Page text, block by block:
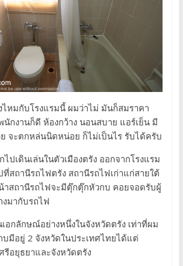
ไหมกับโรงแรมนี้ ผมว่าไม่ มันก็สมราคา
นักงานก็ดี ห้องกว้าง นอนสบาย แอร์เย็น มี
ย จะตกหล่นนิดหน่อย ก็ไม่เป็นไร รับได้ครับ
ไปเดินเล่นในตัวเมืองตรัง ออกจากโรงแรม
ที่สถานีรถไฟตรัง สถานีรถไฟเก่าแก่สายใต้
าสถานีรถไฟจะมีตุ๊กตุ๊กหัวกบ คอยจอดรับผู้
งมากับรถไฟ
อกลักษณ์อย่างหนึ่งในจังหวัดตรัง เท่าที่ผม
มีอยู่ 2 จังหวัดในประเทศไทยได้แต่
รีอยุธยาและจังหวัดตรัง